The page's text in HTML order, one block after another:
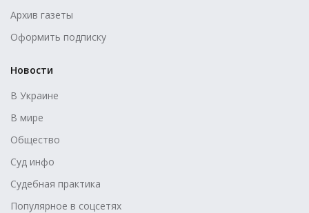
Архив газеты
Оформить подписку
Новости
В Украине
В мире
Общество
Суд инфо
Судебная практика
Популярное в соцсетях